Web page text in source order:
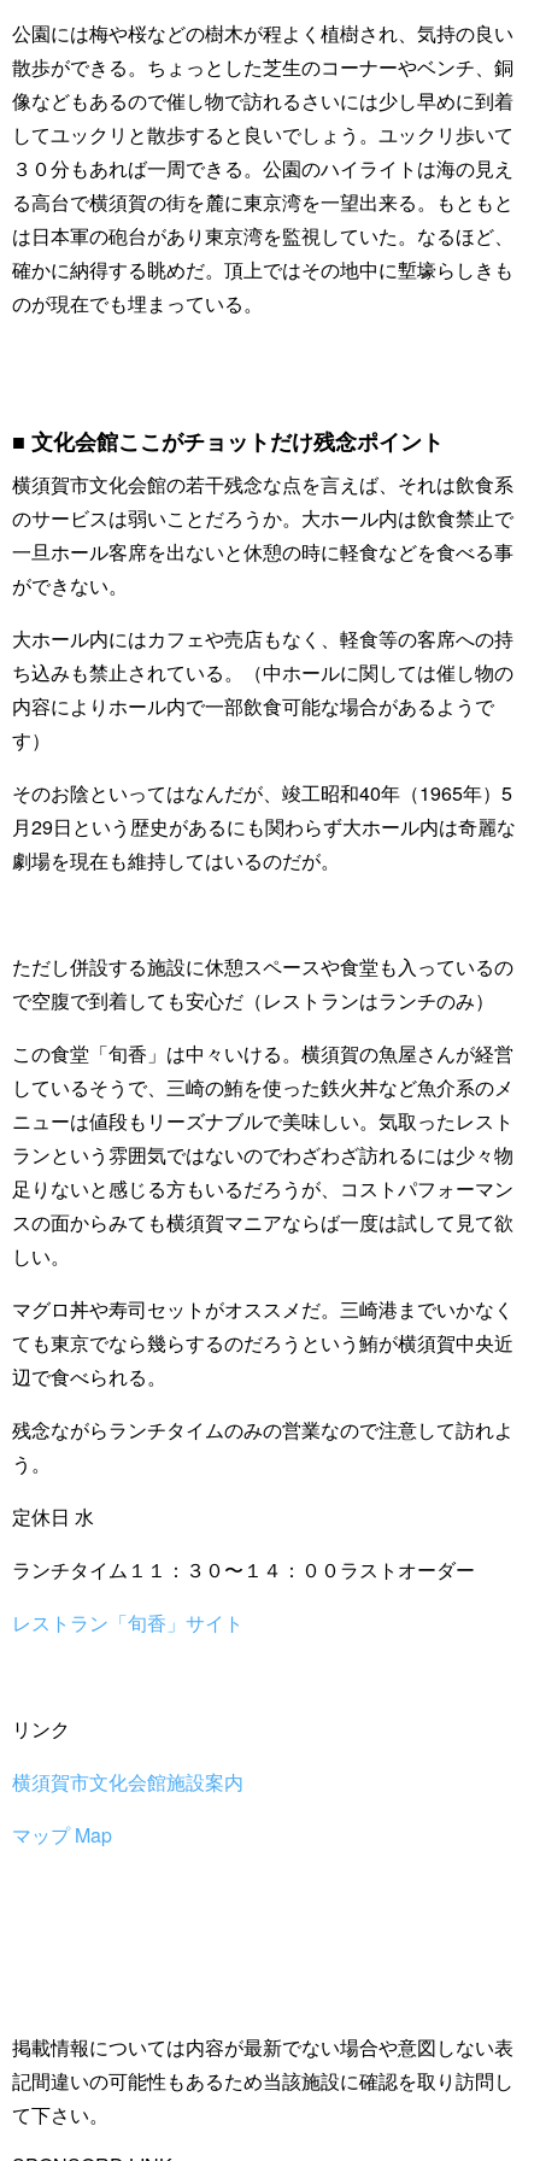
公園には梅や桜などの樹木が程よく植樹され、気持の良い
散歩ができる。ちょっとした芝生のコーナーやベンチ、銅
像などもあるので催し物で訪れるさいには少し早めに到着
してユックリと散歩すると良いでしょう。ユックリ歩いて
３０分もあれば一周できる。公園のハイライトは海の見え
る高台で横須賀の街を麓に東京湾を一望出来る。もともと
は日本軍の砲台があり東京湾を監視していた。なるほど、
確かに納得する眺めだ。頂上ではその地中に塹壕らしきも
のが現在でも埋まっている。
文化会館ここがチョットだけ残念ポイント
横須賀市文化会館の若干残念な点を言えば、それは飲食系
のサービスは弱いことだろうか。大ホール内は飲食禁止で
一旦ホール客席を出ないと休憩の時に軽食などを食べる事
ができない。
大ホール内にはカフェや売店もなく、軽食等の客席への持
ち込みも禁止されている。（中ホールに関しては催し物の
内容によりホール内で一部飲食可能な場合があるようで
す）
そのお陰といってはなんだが、竣工昭和40年（1965年）5
月29日という歴史があるにも関わらず大ホール内は奇麗な
劇場を現在も維持してはいるのだが。
ただし併設する施設に休憩スペースや食堂も入っているの
で空腹で到着しても安心だ（レストランはランチのみ）
この食堂「旬香」は中々いける。横須賀の魚屋さんが経営
しているそうで、三崎の鮪を使った鉄火丼など魚介系のメ
ニューは値段もリーズナブルで美味しい。気取ったレスト
ランという雰囲気ではないのでわざわざ訪れるには少々物
足りないと感じる方もいるだろうが、コストパフォーマン
スの面からみても横須賀マニアならば一度は試して見て欲
しい。
マグロ丼や寿司セットがオススメだ。三崎港までいかなく
ても東京でなら幾らするのだろうという鮪が横須賀中央近
辺で食べられる。
残念ながらランチタイムのみの営業なので注意して訪れよ
う。
定休日 水
ランチタイム１１：３０〜１４：００ラストオーダー
レストラン「旬香」サイト
リンク
横須賀市文化会館施設案内
マップ Map
掲載情報については内容が最新でない場合や意図しない表
記間違いの可能性もあるため当該施設に確認を取り訪問し
て下さい。